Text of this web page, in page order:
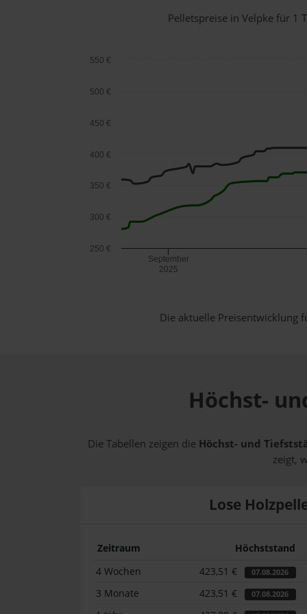
Pelletspreise in Velpke für 1
September
2025
250 €
300 €
350 €
400 €
450 €
500 €
550 €
Die aktuelle Preisentwicklung
Höchst-
Die Tabellen zeigen die Höchst- und
zeigt,
Lose
Zeitraum Höchststand
4 Wochen
423,51 € 07.08.2026
3 Monate 423,51 € 07.08.2026